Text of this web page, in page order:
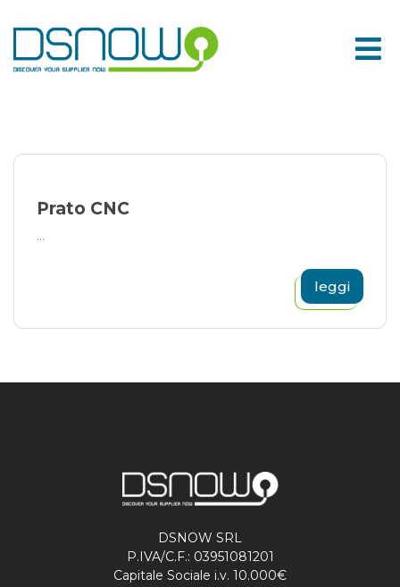
to
content
Prato CNC
...
leggi
DSNOW SRL
P.IVA/C.F.: 03951081201
Capitale Sociale i.v. 10.000€